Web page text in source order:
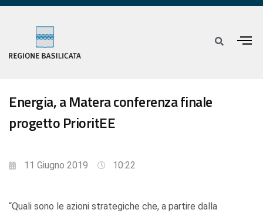
Energia, a Matera conferenza finale
progetto PrioritEE
11 Giugno 2019 10:22
“Quali sono le azioni strategiche che, a partire dalla